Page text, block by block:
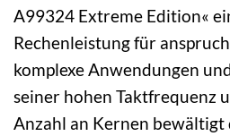
A99324 Extreme Edition«
Rechenleistung für
komplexe Anwendungen
seiner hohen Taktfrequenz
Anzahl an Kernen bewältigt